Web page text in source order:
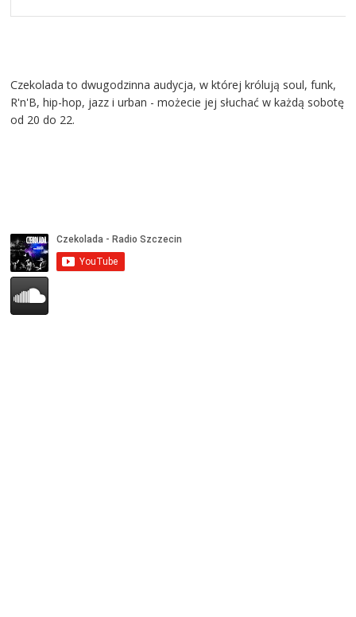
Czekolada to dwugodzinna audycja, w której królują soul, funk,
R'n'B, hip-hop, jazz i urban - możecie jej słuchać w każdą sobotę
od 20 do 22.